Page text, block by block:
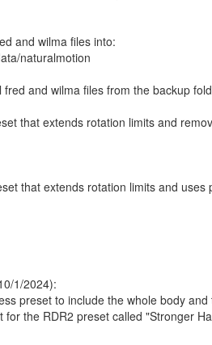
and wilma files into:
naturalmotion
fred and wilma files from the backup
that extends rotation limits and
that extends rotation limits and
1/2024):
preset to include the whole body
for the RDR2 preset called "Stronger